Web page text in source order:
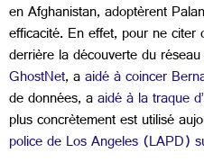
en Afghanistan, adoptèrent
efficacité. En effet, pour ne
derrière la découverte du réseau
GhostNet, aaidé à coincer
de données, aaidé à la traque
plus concrètement est utilisé
police de Los Angeles (LAPD)